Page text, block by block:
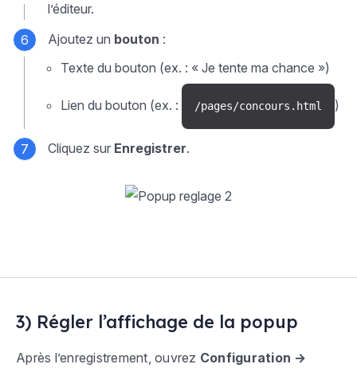
l’éditeur.
Ajoutez un bouton :
Texte du bouton (ex. : « Je tente ma chance »)
Lien du bouton (ex. : /pages/concours.html )
Cliquez sur Enregistrer.
3) Régler l’affichage de la popup
Après l’enregistrement, ouvrez Configuration →